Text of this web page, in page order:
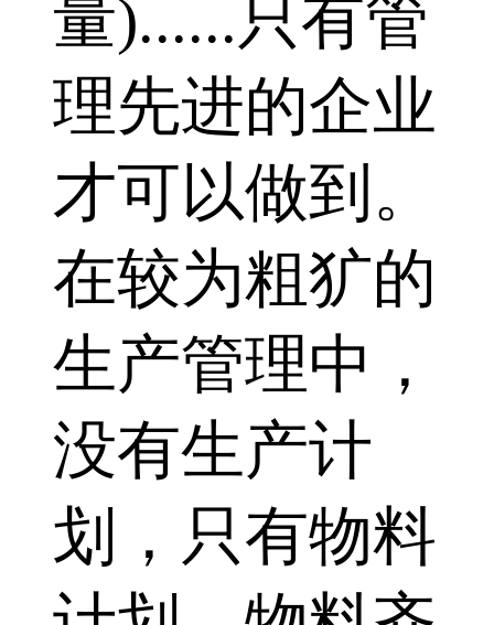
量)......只有管
理先进的企业
才可以做到。
在较为粗犷的
生产管理中，
没有生产计
划，只有物料